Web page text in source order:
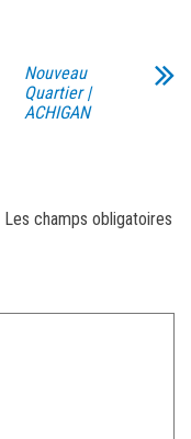
Nouveau
Quartier |
ACHIGAN
Les champs obligatoires